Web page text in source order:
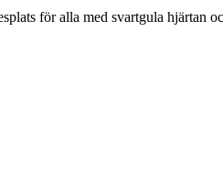
för alla med svartgula hjärtan